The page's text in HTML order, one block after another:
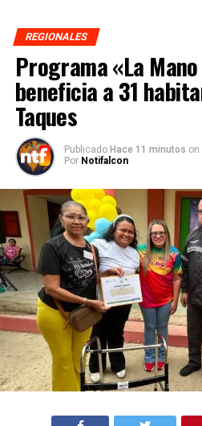
REGIONALES
Programa «La
beneficia a 31
Taques
Publicado Hace 11 minutos on
Por Notifalcon